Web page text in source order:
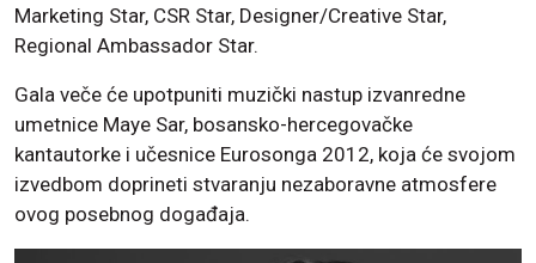
Marketing Star, CSR Star, Designer/Creative Star,
Regional Ambassador Star.
Gala veče će upotpuniti muzički nastup izvanredne
umetnice Maye Sar, bosansko-hercegovačke
kantautorke i učesnice Eurosonga 2012, koja će svojom
izvedbom doprineti stvaranju nezaboravne atmosfere
ovog posebnog događaja.